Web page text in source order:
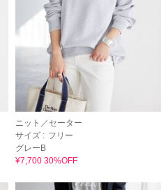
ニット／セーター
サイズ : フリー
グレーB
¥7,700 30%OFF